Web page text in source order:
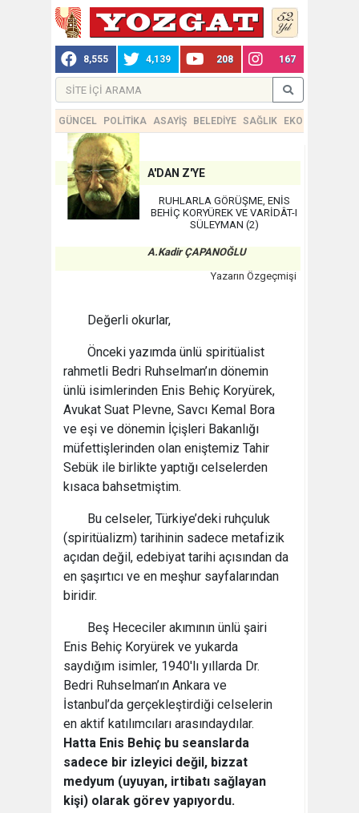
8,555 4,139 208 167
GÜNCEL POLİTİKA ASAYİŞ BELEDİYE SAĞLIK EKONOMİ
A'DAN Z'YE
RUHLARLA GÖRÜŞME, ENİS
BEHİÇ KORYÜREK VE VARİDÂT-I
SÜLEYMAN (2)
A.Kadir ÇAPANOĞLU
Yazarın Özgeçmişi
Değerli okurlar,
Önceki yazımda ünlü spiritüalist
rahmetli Bedri Ruhselman’ın dönemin
ünlü isimlerinden Enis Behiç Koryürek,
Avukat Suat Plevne, Savcı Kemal Bora
ve eşi ve dönemin İçişleri Bakanlığı
müfettişlerinden olan eniştemiz Tahir
Sebük ile birlikte yaptığı celselerden
kısaca bahsetmiştim.
Bu celseler, Türkiye’deki ruhçuluk
(spiritüalizm) tarihinin sadece metafizik
açıdan değil, edebiyat tarihi açısından da
en şaşırtıcı ve en meşhur sayfalarından
biridir.
Beş Hececiler akımının ünlü şairi
Enis Behiç Koryürek ve yukarda
saydığım isimler, 1940'lı yıllarda Dr.
Bedri Ruhselman’ın Ankara ve
İstanbul’da gerçekleştirdiği celselerin
en aktif katılımcıları arasındaydılar.
Hatta Enis Behiç bu seanslarda
sadece bir izleyici değil, bizzat
medyum (uyuyan, irtibatı sağlayan
kişi) olarak görev yapıyordu.